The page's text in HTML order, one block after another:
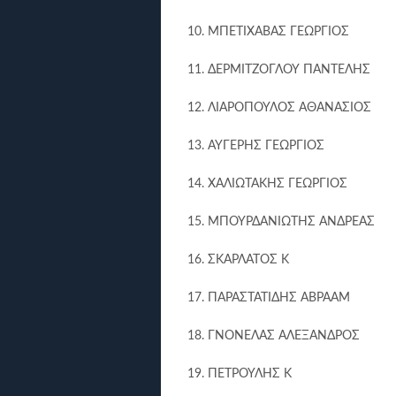
10. ΜΠΕΤΙΧΑΒΑΣ ΓΕΩΡΓΙΟΣ
11. ΔΕΡΜΙΤΖΟΓΛΟΥ ΠΑΝΤΕΛΗΣ
12. ΛΙΑΡΟΠΟΥΛΟΣ ΑΘΑΝΑΣΙΟΣ
13. ΑΥΓΕΡΗΣ ΓΕΩΡΓΙΟΣ
14. ΧΑΛΙΩΤΑΚΗΣ ΓΕΩΡΓΙΟΣ
15. ΜΠΟΥΡΔΑΝΙΩΤΗΣ ΑΝΔΡΕΑΣ
16. ΣΚΑΡΛΑΤΟΣ Κ
17. ΠΑΡΑΣΤΑΤΙΔΗΣ ΑΒΡΑΑΜ
18. ΓΝΟΝΕΛΑΣ ΑΛΕΞΑΝΔΡΟΣ
19. ΠΕΤΡΟΥΛΗΣ Κ